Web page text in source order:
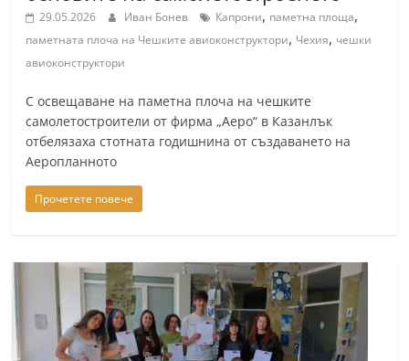
29.05.2026 Иван Бонев Капрони, паметна площа,
паметната плоча на Чешките авиоконструктори, Чехия, чешки
авиоконструктори
С освещаване на паметна плоча на чешките
самолетостроители от фирма „Аеро“ в Казанлък
отбелязаха стотната годишнина от създаването на
Аеропланното
Прочетете повече